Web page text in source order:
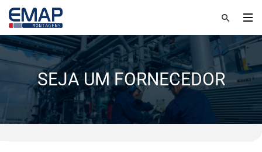
SEJA UM FORNECEDOR